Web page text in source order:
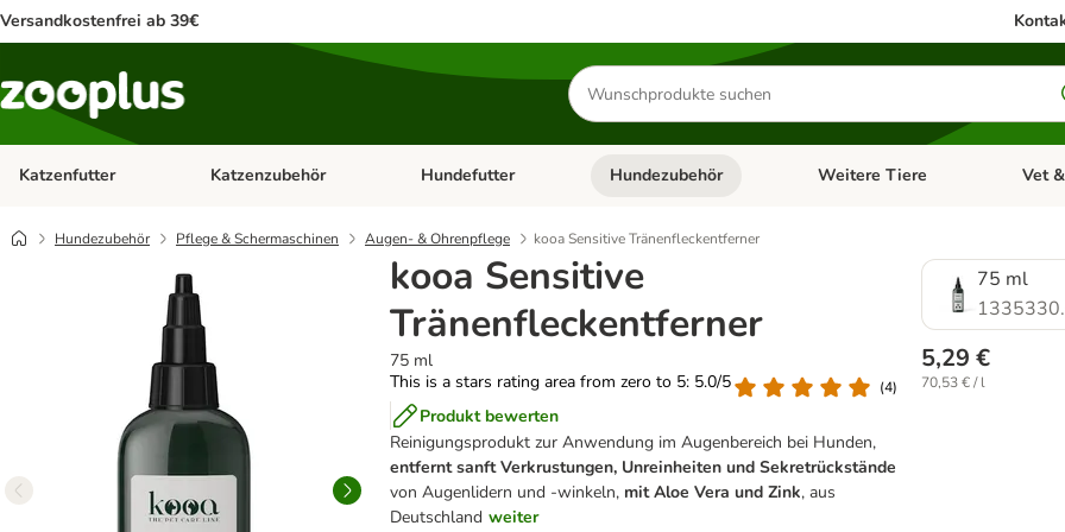
Versandkostenfrei ab 39€
Produkte
suchen
Katzenfutter Kategorie-Menü öffnen: Katzenfutter
Katzenzubehör Kategorie-Menü öffnen: Katzenzubehör
Hundefutter Kategorie-Menü öffnen: Hundefutter
Hundezubehör Kategorie-Menü öffnen:
Weitere Tiere Vet
Hundezubehör Pflege & Schermaschinen Augen- & Ohrenpflege kooa Sensitive Tränenfleckentferner
kooa Sensitive
Tränenfleckentferner
75 ml
This is a stars rating area from zero to 5: 5.0/5
(4)
Produkt bewerten
Reinigungsprodukt zur Anwendung im Augenbereich bei Hunden,
entfernt sanft Verkrustungen, Unreinheiten und Sekretrückstände
von Augenlidern und -winkeln, mit Aloe Vera und Zink, aus
Deutschland weiter
75 ml
5,29 €
70,53 € / l